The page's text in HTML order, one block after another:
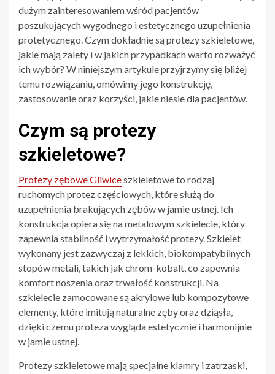
dużym zainteresowaniem wśród pacjentów
poszukujących wygodnego i estetycznego uzupełnienia
protetycznego. Czym dokładnie są protezy szkieletowe,
jakie mają zalety i w jakich przypadkach warto rozważyć
ich wybór? W niniejszym artykule przyjrzymy się bliżej
temu rozwiązaniu, omówimy jego konstrukcję,
zastosowanie oraz korzyści, jakie niesie dla pacjentów.
Czym są protezy
szkieletowe?
Protezy zębowe Gliwiceszkieletowe to rodzaj
ruchomych protez częściowych, które służą do
uzupełnienia brakujących zębów w jamie ustnej. Ich
konstrukcja opiera się na metalowym szkielecie, który
zapewnia stabilność i wytrzymałość protezy. Szkielet
wykonany jest zazwyczaj z lekkich, biokompatybilnych
stopów metali, takich jak chrom-kobalt, co zapewnia
komfort noszenia oraz trwałość konstrukcji. Na
szkielecie zamocowane są akrylowe lub kompozytowe
elementy, które imitują naturalne zęby oraz dziąsła,
dzięki czemu proteza wygląda estetycznie i harmonijnie
w jamie ustnej.
Protezy szkieletowe mają specjalne klamry i zatrzaski,